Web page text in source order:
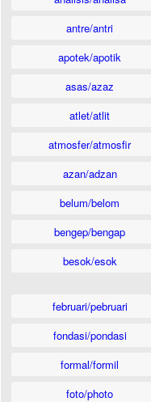
antre/antri
apotek/apotik
asas/azaz
atlet/atlit
atmosfer/atmosfir
azan/adzan
belum/belom
bengep/bengap
besok/esok
februari/pebruari
fondasi/pondasi
formal/formil
foto/photo